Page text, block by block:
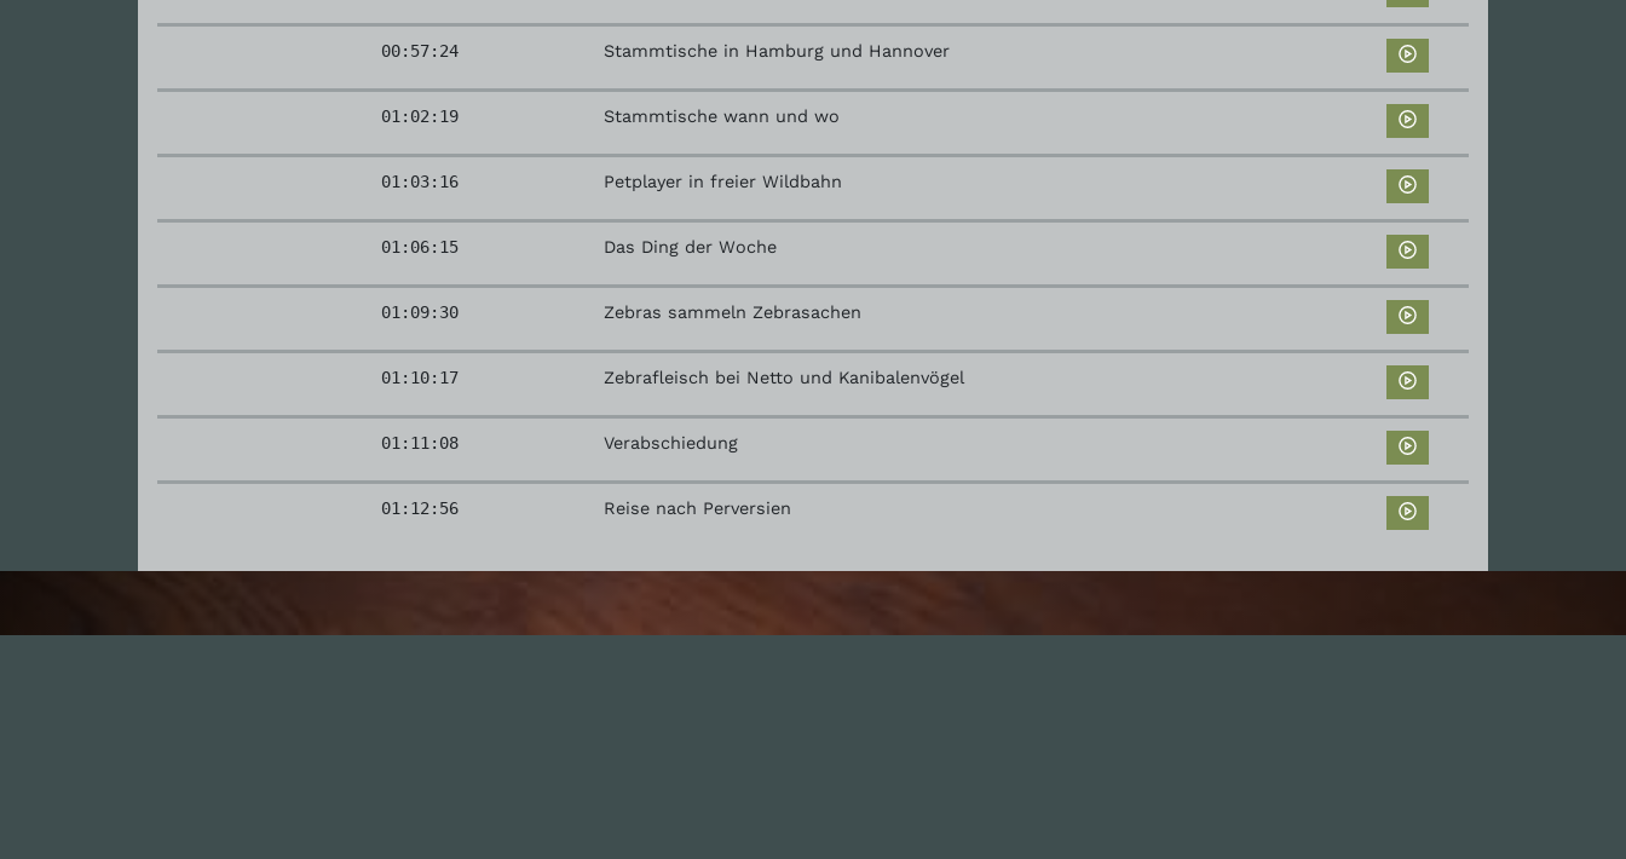
00:57:24 Stammtische in Hamburg und Hannover
01:02:19 Stammtische wann und wo
01:03:16 Petplayer in freier Wildbahn
01:06:15 Das Ding der Woche
01:09:30 Zebras sammeln Zebrasachen
01:10:17 Zebrafleisch bei Netto und Kanibalenvögel
01:11:08 Verabschiedung
01:12:56 Reise nach Perversien